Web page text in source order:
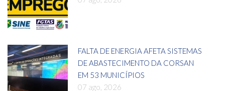
FALTA DE ENERGIA AFETA SISTEMAS
DE ABASTECIMENTO DA CORSAN
EM 53 MUNICÍPIOS
07 ago, 2026